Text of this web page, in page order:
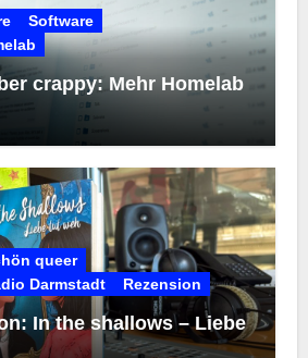
Software
crappy: Mehr Homelab
queer
Darmstadt
Rezension
In the shallows – Liebe